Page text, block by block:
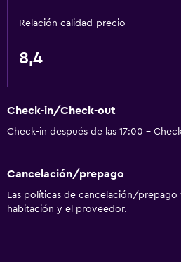
Papel higiénico
Aire libre
Área de picnic
Relación calidad-precio
8,4
Check-in/Check-out
Check-in después de las 17:00 -
Cancelación/prepago
Las políticas de cancelación/prepago
habitación y el proveedor.